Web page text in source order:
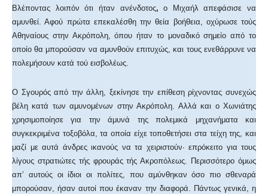
Βλέποντας λοιπόν ότι ήταν ανένδοτος, ο Μιχαήλ απεφάσισε να
αμυνθεί. Αφού πρώτα επεκαλέσθη την θεία βοήθεια, οχύρωσε τούς
Αθηναίους στην Ακρόπολη, όπου ήταν το μοναδικό σημείο από το
οποίο θα μπορούσαν να αμυνθούν επιτυχώς, και τους ενεθάρρυνε να
πολεμήσουν κατά τού εισβολέως.
Ο Σγουρός από την άλλη, ξεκίνησε την επίθεση ρίχνοντας συνεχώς
βέλη κατά των αμυνομένων στην Ακρόπολη. Αλλά και ο Χωνιάτης
χρησιμοποίησε για την άμυνά της πολεμικά μηχανήματα και
συγκεκριμένα τοξοβόλα, τα οποία είχε τοποθετήσει στα τείχη της, και
μαζί με αυτά άνδρες ικανούς να τα χειριστούν· επρόκειτο για τους
λίγους στρατιώτες τής φρουράς τής Ακροπόλεως. Περισσότερο όμως
απ’ αυτούς οι ίδιοι οι πολίτες, που αμύνθηκαν όσο πιο σθεναρά
μπορούσαν, ήσαν αυτοί που έκαναν την διαφορά. Πάντως γενικά, η